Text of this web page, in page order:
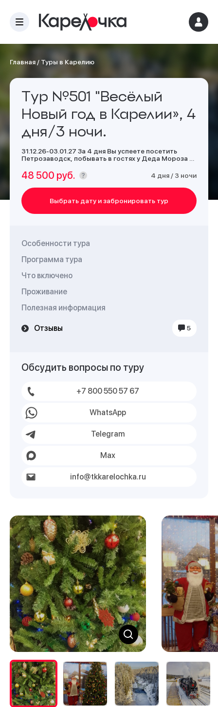
Главная / Туры в Карелию
Тур №501 "Весёлый
Новый год в Карелии», 4
дня/3 ночи.
31.12.26-03.01.27 За 4 дня Вы успеете посетить
Петрозаводск, побывать в гостях у Деда Мороза и
незабываемую новогоднюю ночь и праздничные
дни в Карелии? Тогда этот тур – для Вас!
48 500 руб. 4 дня / 3 ночи
Выбрать дату и забронировать тур
Особенности тура
Программа тура
Что включено
Проживание
Полезная информация
Отзывы 5
Обсудить вопросы по туру
+7 800 550 57 67
WhatsApp
Telegram
Max
info@tkkarelochka.ru